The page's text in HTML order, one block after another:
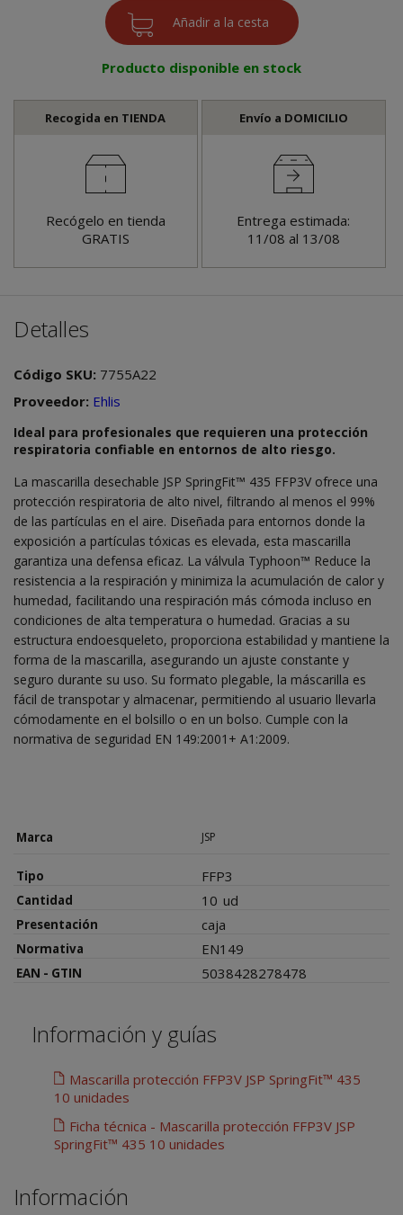
Producto disponible en stock
Recogida en TIENDA
Recógelo en tienda
GRATIS
Envío a DOMICILIO
Entrega estimada:
11/08 al 13/08
Detalles
Código SKU: 7755A22
Proveedor: Ehlis
Ideal para profesionales que requieren una protección
respiratoria confiable en entornos de alto riesgo.
La mascarilla desechable JSP SpringFit™ 435 FFP3V ofrece una
protección respiratoria de alto nivel, filtrando al menos el 99%
de las partículas en el aire. Diseñada para entornos donde la
exposición a partículas tóxicas es elevada, esta mascarilla
garantiza una defensa eficaz. La válvula Typhoon™ Reduce la
resistencia a la respiración y minimiza la acumulación de calor y
humedad, facilitando una respiración más cómoda incluso en
condiciones de alta temperatura o humedad. Gracias a su
estructura endoesqueleto, proporciona estabilidad y mantiene la
forma de la mascarilla, asegurando un ajuste constante y
seguro durante su uso. Su formato plegable, la máscarilla es
fácil de transpotar y almacenar, permitiendo al usuario llevarla
cómodamente en el bolsillo o en un bolso. Cumple con la
normativa de seguridad EN 149:2001+ A1:2009.
Marca JSP
Tipo FFP3
Cantidad 10 ud
Presentación caja
Normativa EN149
EAN - GTIN 5038428278478
Información y guías
Mascarilla protección FFP3V JSP SpringFit™ 435
10 unidades
Ficha técnica - Mascarilla protección FFP3V JSP
SpringFit™ 435 10 unidades
Información